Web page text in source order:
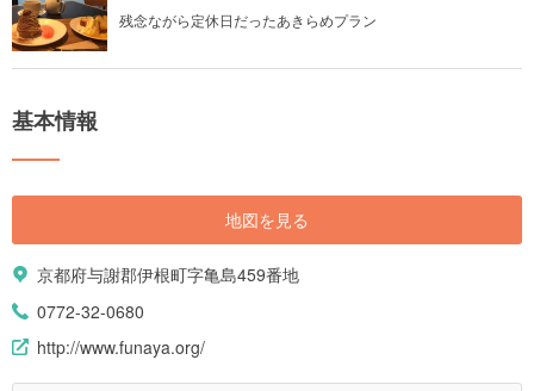
残念ながら定休日だったあきらめプラン
基本情報
地図を見る
京都府与謝郡伊根町字亀島459番地
0772-32-0680
http://www.funaya.org/